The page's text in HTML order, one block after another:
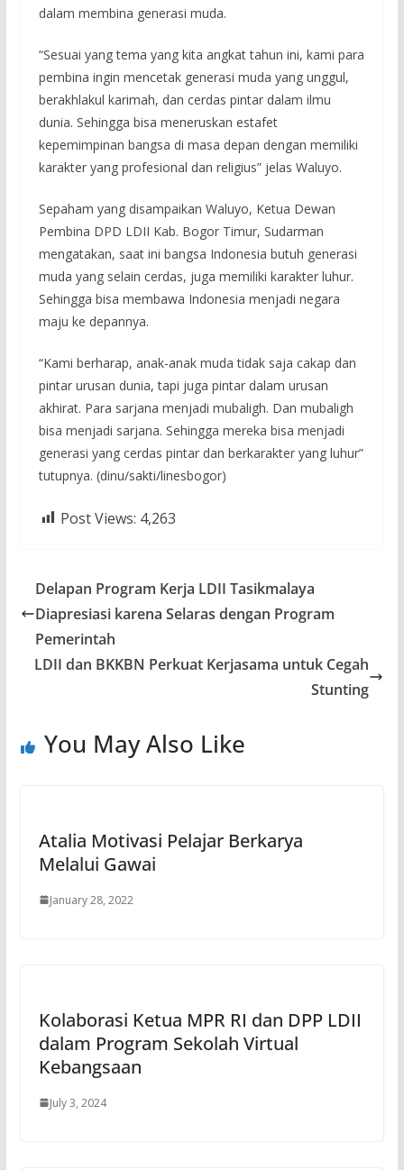
dalam membina generasi muda.
“Sesuai yang tema yang kita angkat tahun ini, kami para
pembina ingin mencetak generasi muda yang unggul,
berakhlakul karimah, dan cerdas pintar dalam ilmu
dunia. Sehingga bisa meneruskan estafet
kepemimpinan bangsa di masa depan dengan memiliki
karakter yang profesional dan religius” jelas Waluyo.
Sepaham yang disampaikan Waluyo, Ketua Dewan
Pembina DPD LDII Kab. Bogor Timur, Sudarman
mengatakan, saat ini bangsa Indonesia butuh generasi
muda yang selain cerdas, juga memiliki karakter luhur.
Sehingga bisa membawa Indonesia menjadi negara
maju ke depannya.
“Kami berharap, anak-anak muda tidak saja cakap dan
pintar urusan dunia, tapi juga pintar dalam urusan
akhirat. Para sarjana menjadi mubaligh. Dan mubaligh
bisa menjadi sarjana. Sehingga mereka bisa menjadi
generasi yang cerdas pintar dan berkarakter yang luhur”
tutupnya. (dinu/sakti/linesbogor)
Post Views: 4,263
Delapan Program Kerja LDII Tasikmalaya
Diapresiasi karena Selaras dengan Program
Pemerintah
LDII dan BKKBN Perkuat Kerjasama untuk Cegah
Stunting
You May Also Like
Atalia Motivasi Pelajar Berkarya
Melalui Gawai
January 28, 2022
Kolaborasi Ketua MPR RI dan DPP LDII
dalam Program Sekolah Virtual
Kebangsaan
July 3, 2024